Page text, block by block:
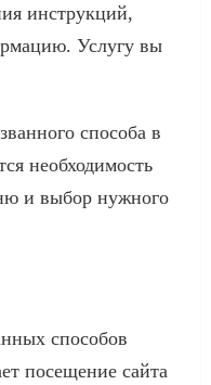
инструкций,
Услугу вы
способа в
необходимость
и выбор нужного
способов
посещение сайта